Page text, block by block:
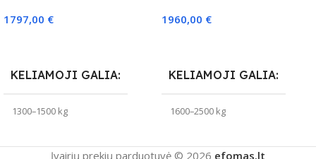
1797,00 €
KELIAMOJI GALIA
1300–1500 kg
1960,00 €
KELIAMOJI GALIA
1600–2500 kg
Įvairių prekių parduotuvė © 2026 efomas.lt